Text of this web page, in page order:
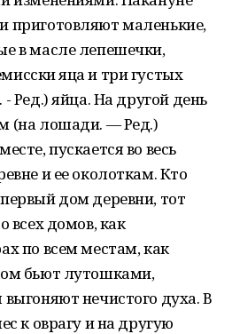
приготовляют маленькие,
в масле лепешечки,
ӱяца и три густых
Ред.) яйца. На другой день
(на лошади. — Ред.)
пускается во весь
и ее околоткам. Кто
дом деревни, тот
всех домов, как
по всем местам, как
бьют лутошками,
нечистого духа. В
к оврагу и на другую